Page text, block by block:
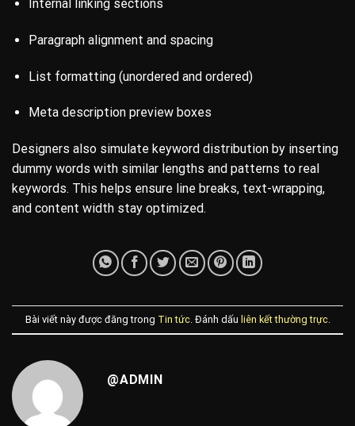
Internal linking sections
Paragraph alignment and spacing
List formatting (unordered and ordered)
Meta description preview boxes
Designers also simulate keyword distribution by inserting
dummy words with similar lengths and patterns to real
keywords. This helps ensure line breaks, text-wrapping,
and content width stay optimized.
Bài viết này được đăng trong Tin tức. Đánh dấu liên kết thường trực.
@ADMIN